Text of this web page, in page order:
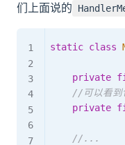
们上面说的
static class
private
//可以看到
private
//...